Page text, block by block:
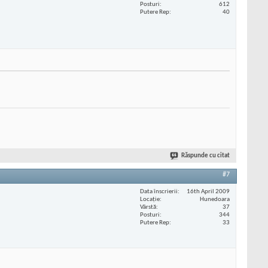
Posturi
612
Putere Rep
40
Răspunde cu citat
#7
Data înscrierii
16th April 2009
Locaţie
Hunedoara
Vârstă
37
Posturi
344
Putere Rep
33